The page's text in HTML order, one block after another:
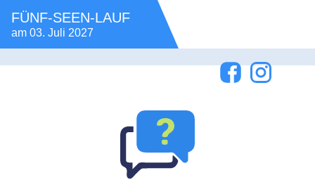
FÜNF-SEEN-LAUF
am 03. Juli 2027